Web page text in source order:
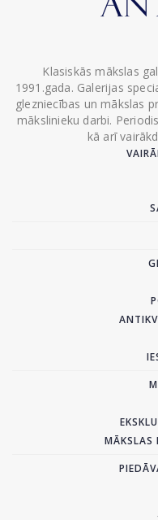
Klasiskās mākslas
1991.gada. Galerijas
glezniecības un mākslas
mākslinieku darbi.
kā arī
MĀKSLAS